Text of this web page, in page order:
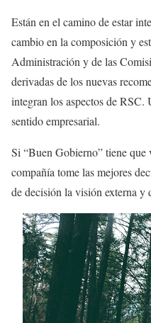
Están en el camino de estar
cambio en la composición y
Administración y de las
derivadas de los nuevas
integran los aspectos de
sentido empresarial.
Si “Buen Gobierno” tiene que
compañía tome las mejores
de decisión la visión externa y